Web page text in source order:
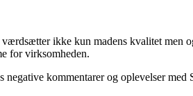
ikke kun madens kvalitet men
for virksomheden.
kommentarer og oplevelser